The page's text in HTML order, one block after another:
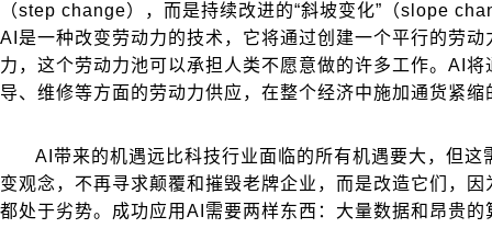
（step change），而是持续改进的“斜坡变化”（slope
AI是一种改变劳动力的技术，它将通过创建一个平行的劳
力，这个劳动力池可以承担人类不愿意做的许多工作。AI
导、维修等方面的劳动力供应，在整个经济中施加通货紧缩
AI带来的机遇远比科技行业面临的所有机遇要大，但这
变观念，不再寻求颠覆和摧毁老牌企业，而是改造它们，
都处于劣势。成功应用AI需要两样东西：大量数据和昂贵